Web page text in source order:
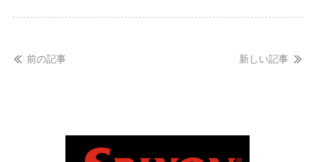
前の記事 新しい記事